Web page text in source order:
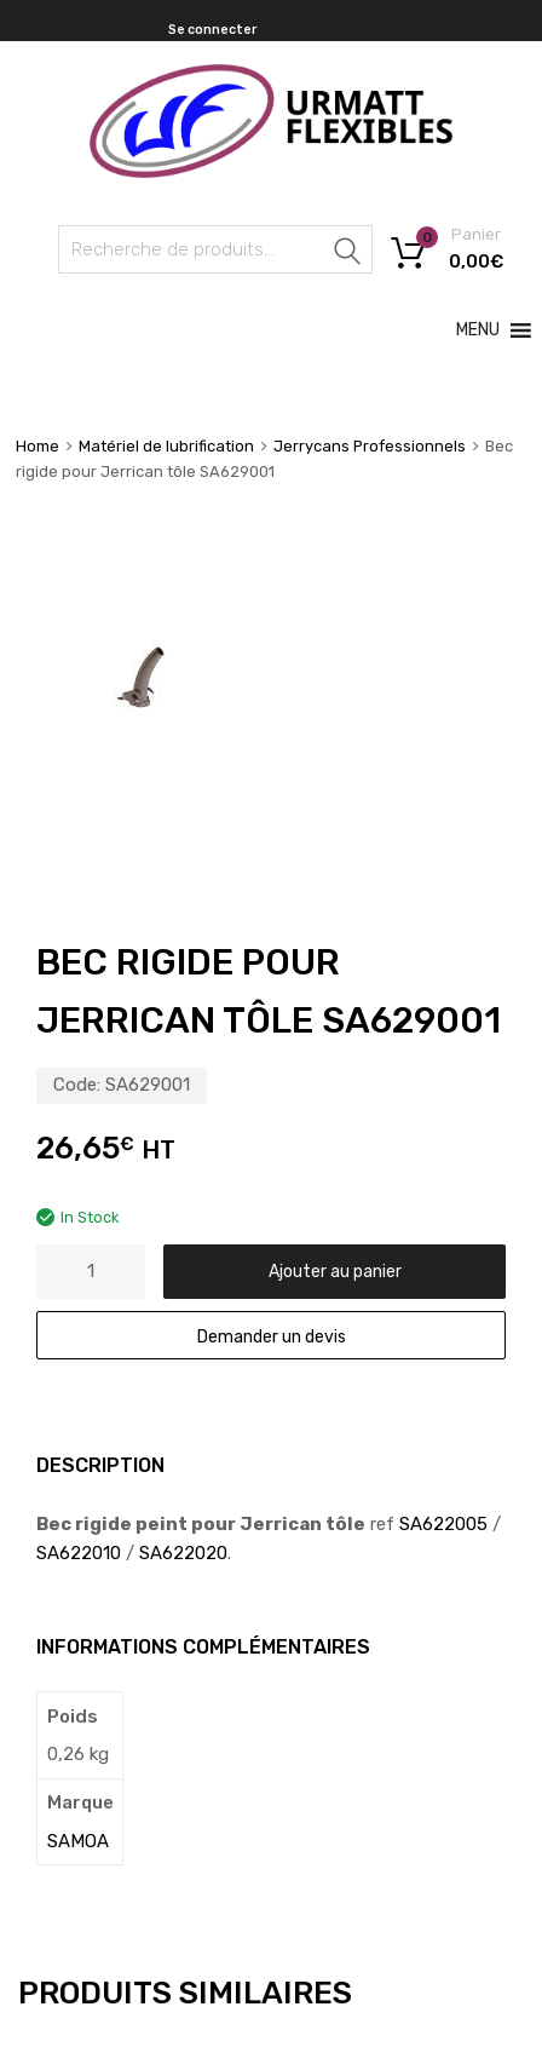
Se connecter
Recherche
Panier
0,00€
0
MENU
Home Matériel de lubrification Jerrycans Professionnels
Bec
rigide pour Jerrican tôle SA629001
BEC RIGIDE POUR
JERRICAN TÔLE SA629001
Code: SA629001
26,65€ HT
In Stock
Ajouter au panier
Demander un devis
DESCRIPTION
Bec rigide peint pour Jerrican tôle ref SA622005 /
SA622010 / SA622020.
INFORMATIONS COMPLÉMENTAIRES
Poids
0,26 kg
Marque
SAMOA
PRODUITS SIMILAIRES